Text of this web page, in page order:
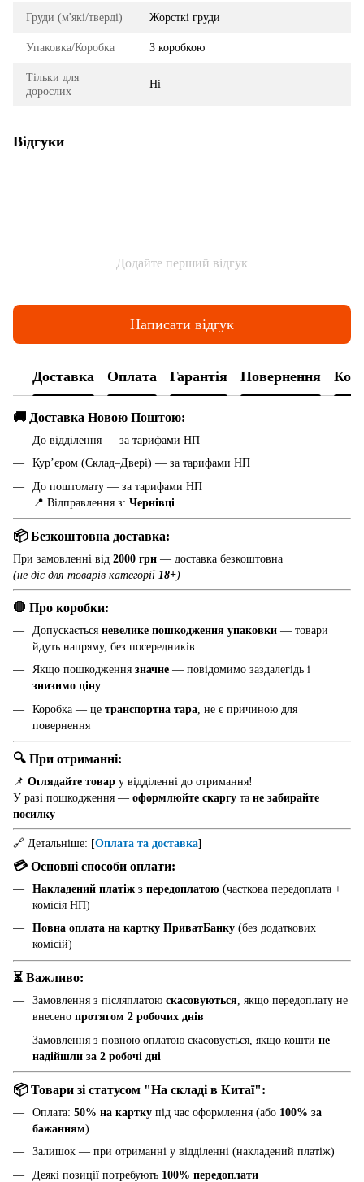
Груди (м'які/тверді) Жорсткі груди
Упаковка/Коробка З коробкою
Тільки для
дорослих
Ні
Відгуки
Додайте перший відгук
Написати відгук
Доставка Оплата Гарантія Повернення
🚚 Доставка Новою Поштою:
До відділення — за тарифами НП
Кур’єром (Склад–Двері) — за тарифами НП
До поштомату — за тарифами НП
📍 Відправлення з: Чернівці
📦 Безкоштовна доставка:
При замовленні від 2000 грн — доставка безкоштовна
(не діє для товарів категорії 18+)
🛑 Про коробки:
Допускається невелике пошкодження упаковки — товари
йдуть напряму, без посередників
Якщо пошкодження значне — повідомимо заздалегідь і
знизимо ціну
Коробка — це транспортна тара , не є причиною для
повернення
🔍 При отриманні:
📌 Оглядайте товар у відділенні до отримання!
У разі пошкодження — оформлюйте скаргу та не забирайте
посилку
🔗 Детальніше: [Оплата та доставка]
💳 Основні способи оплати:
Накладений платіж з передоплатою (часткова передоплата +
комісія НП)
Повна оплата на картку ПриватБанку (без додаткових
комісій)
⏳ Важливо:
Замовлення з післяплатою скасовуються, якщо передоплату не
внесено протягом 2 робочих днів
Замовлення з повною оплатою скасовується, якщо кошти не
надійшли за 2 робочі дні
📦 Товари зі статусом "На складі в Китаї":
Оплата: 50% на картку під час оформлення (або 100% за
бажанням)
Залишок — при отриманні у відділенні (накладений платіж)
Деякі позиції потребують 100% передоплати